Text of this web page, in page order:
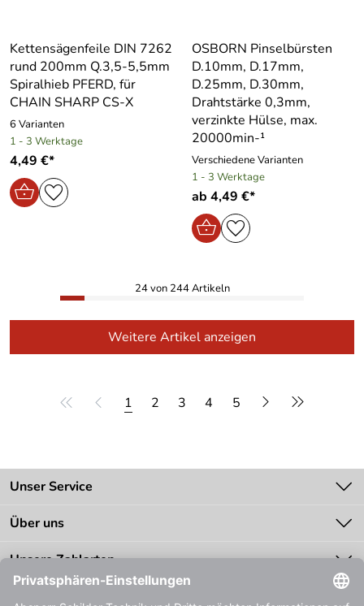
Kettensägenfeile DIN 7262
rund 200mm Q.3,5-5,5mm
Spiralhieb PFERD, für
CHAIN SHARP CS-X
6 Varianten
1 - 3 Werktage
4,49 €*
OSBORN Pinselbürsten
D.10mm, D.17mm,
D.25mm, D.30mm,
Drahtstärke 0,3mm,
verzinkte Hülse, max.
20000min-¹
Verschiedene Varianten
1 - 3 Werktage
ab 4,49 €*
24 von 244 Artikeln
Weitere Artikel anzeigen
1 2 3 4 5
Unser Service
Kontakt
Über uns
Unsere Bestseller
Unsere Zahlarten